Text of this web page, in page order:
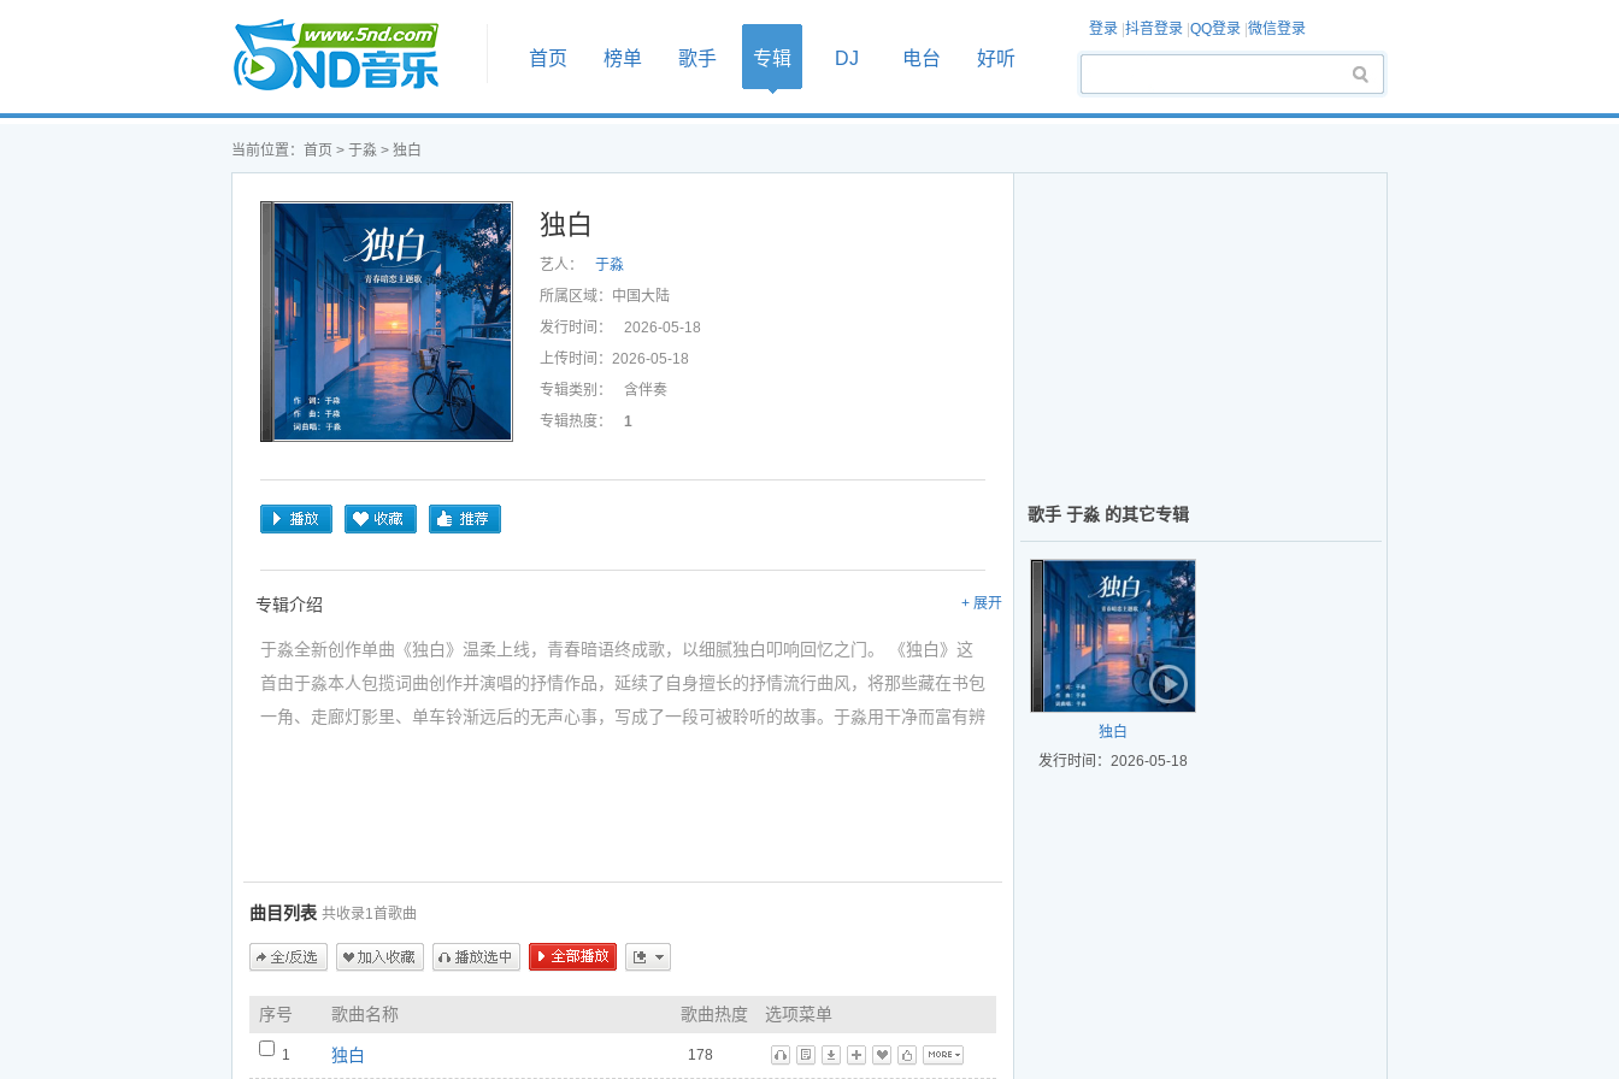
首页
首页 榜单 歌手 专辑 DJ 电台 好听
登录 抖音登录 QQ登录 微信登录
当前位置： 首页 > 于淼 > 独白
独白
艺人：
于淼
所属区域： 中国大陆
发行时间：
2026-05-18
上传时间： 2026-05-18
专辑类别：
含伴奏
专辑热度：
1
专辑介绍 + 展开
于淼全新创作单曲《独白》温柔上线，青春暗语终成歌，以细腻独白叩响回忆之门。 《独白》这
首由于淼本人包揽词曲创作并演唱的抒情作品，延续了自身擅长的抒情流行曲风，将那些藏在书包
一角、走廊灯影里、单车铃渐远后的无声心事，写成了一段可被聆听的故事。于淼用干净而富有辨
曲目列表 共收录1首歌曲
序号 歌曲名称 歌曲热度 选项菜单
1 独白
178
听
歌 下 播 藏 标 更多
歌手 于淼 的其它专辑
独白
发行时间：2026-05-18